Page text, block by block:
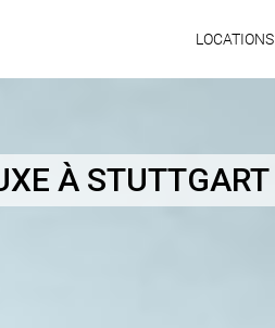
LOCATIONS
À STUTTGART